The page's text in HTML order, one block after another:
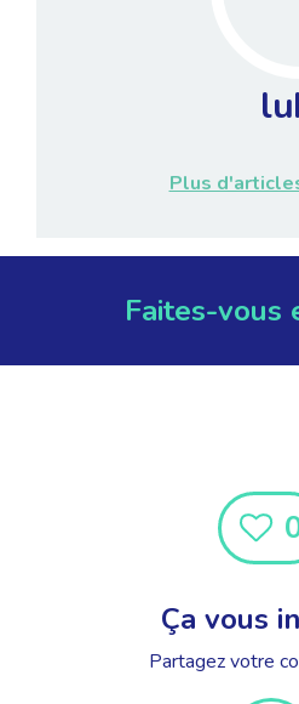
Plus
Faites-vous
Ça vous
Partagez votre